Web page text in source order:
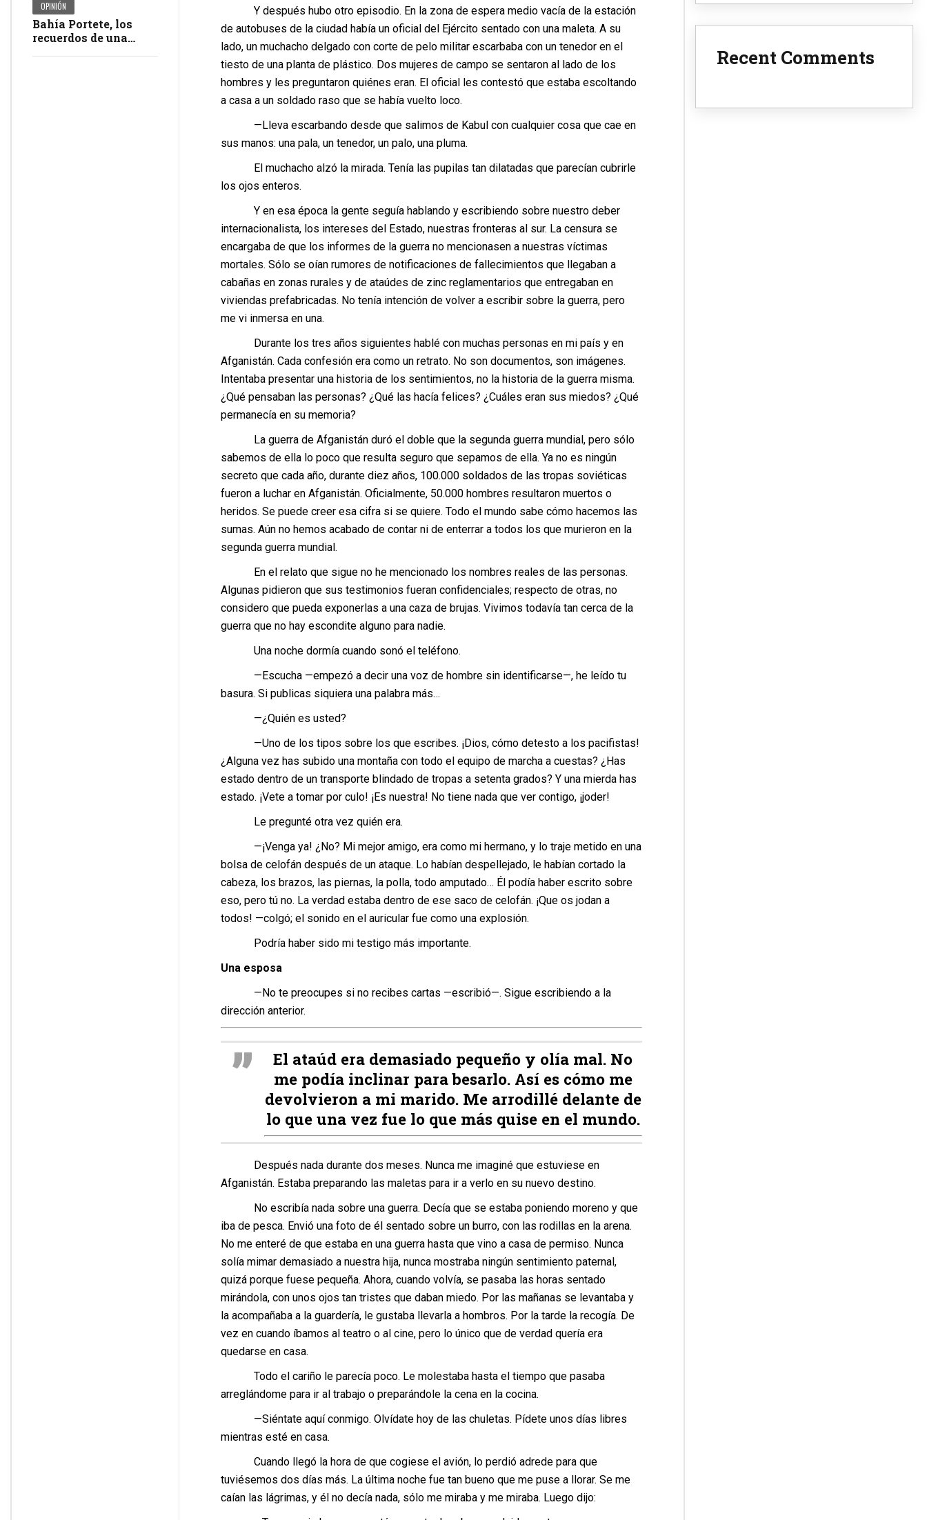
OPINIÓN
Bahía Portete, los
recuerdos de una
Y después hubo otro episodio. En la zona de espera medio vacía de la estación
de autobuses de la ciudad había un oficial del Ejército sentado con una maleta. A su
lado, un muchacho delgado con corte de pelo militar escarbaba con un tenedor en el
tiesto de una planta de plástico. Dos mujeres de campo se sentaron al lado de los
hombres y les preguntaron quiénes eran. El oficial les contestó que estaba escoltando
a casa a un soldado raso que se había vuelto loco.
—Lleva escarbando desde que salimos de Kabul con cualquier cosa que cae en
sus manos: una pala, un tenedor, un palo, una pluma.
El muchacho alzó la mirada. Tenía las pupilas tan dilatadas que parecían cubrirle
los ojos enteros.
Y en esa época la gente seguía hablando y escribiendo sobre nuestro deber
internacionalista, los intereses del Estado, nuestras fronteras al sur. La censura se
encargaba de que los informes de la guerra no mencionasen a nuestras víctimas
mortales. Sólo se oían rumores de notificaciones de fallecimientos que llegaban a
cabañas en zonas rurales y de ataúdes de zinc reglamentarios que entregaban en
viviendas prefabricadas. No tenía intención de volver a escribir sobre la guerra, pero
me vi inmersa en una.
Durante los tres años siguientes hablé con muchas personas en mi país y en
Afganistán. Cada confesión era como un retrato. No son documentos, son imágenes.
Intentaba presentar una historia de los sentimientos, no la historia de la guerra misma.
¿Qué pensaban las personas? ¿Qué las hacía felices? ¿Cuáles eran sus miedos? ¿Qué
permanecía en su memoria?
La guerra de Afganistán duró el doble que la segunda guerra mundial, pero sólo
sabemos de ella lo poco que resulta seguro que sepamos de ella. Ya no es ningún
secreto que cada año, durante diez años, 100.000 soldados de las tropas soviéticas
fueron a luchar en Afganistán. Oficialmente, 50.000 hombres resultaron muertos o
heridos. Se puede creer esa cifra si se quiere. Todo el mundo sabe cómo hacemos las
sumas. Aún no hemos acabado de contar ni de enterrar a todos los que murieron en la
segunda guerra mundial.
En el relato que sigue no he mencionado los nombres reales de las personas.
Algunas pidieron que sus testimonios fueran confidenciales; respecto de otras, no
considero que pueda exponerlas a una caza de brujas. Vivimos todavía tan cerca de la
guerra que no hay escondite alguno para nadie.
Una noche dormía cuando sonó el teléfono.
—Escucha —empezó a decir una voz de hombre sin identificarse—, he leído tu
basura. Si publicas siquiera una palabra más…
—¿Quién es usted?
—Uno de los tipos sobre los que escribes. ¡Dios, cómo detesto a los pacifistas!
¿Alguna vez has subido una montaña con todo el equipo de marcha a cuestas? ¿Has
estado dentro de un transporte blindado de tropas a setenta grados? Y una mierda has
estado. ¡Vete a tomar por culo! ¡Es nuestra! No tiene nada que ver contigo, ¡joder!
Le pregunté otra vez quién era.
—¡Venga ya! ¿No? Mi mejor amigo, era como mi hermano, y lo traje metido en una
bolsa de celofán después de un ataque. Lo habían despellejado, le habían cortado la
cabeza, los brazos, las piernas, la polla, todo amputado… Él podía haber escrito sobre
eso, pero tú no. La verdad estaba dentro de ese saco de celofán. ¡Que os jodan a
todos! —colgó; el sonido en el auricular fue como una explosión.
Podría haber sido mi testigo más importante.
Una esposa
—No te preocupes si no recibes cartas —escribió—. Sigue escribiendo a la
dirección anterior.
El ataúd era demasiado pequeño y olía mal. No
me podía inclinar para besarlo. Así es cómo me
devolvieron a mi marido. Me arrodillé delante de
lo que una vez fue lo que más quise en el mundo.
Después nada durante dos meses. Nunca me imaginé que estuviese en
Afganistán. Estaba preparando las maletas para ir a verlo en su nuevo destino.
No escribía nada sobre una guerra. Decía que se estaba poniendo moreno y que
iba de pesca. Envió una foto de él sentado sobre un burro, con las rodillas en la arena.
No me enteré de que estaba en una guerra hasta que vino a casa de permiso. Nunca
solía mimar demasiado a nuestra hija, nunca mostraba ningún sentimiento paternal,
quizá porque fuese pequeña. Ahora, cuando volvía, se pasaba las horas sentado
mirándola, con unos ojos tan tristes que daban miedo. Por las mañanas se levantaba y
la acompañaba a la guardería, le gustaba llevarla a hombros. Por la tarde la recogía. De
vez en cuando íbamos al teatro o al cine, pero lo único que de verdad quería era
quedarse en casa.
Todo el cariño le parecía poco. Le molestaba hasta el tiempo que pasaba
arreglándome para ir al trabajo o preparándole la cena en la cocina.
—Siéntate aquí conmigo. Olvídate hoy de las chuletas. Pídete unos días libres
mientras esté en casa.
Cuando llegó la hora de que cogiese el avión, lo perdió adrede para que
tuviésemos dos días más. La última noche fue tan bueno que me puse a llorar. Se me
caían las lágrimas, y él no decía nada, sólo me miraba y me miraba. Luego dijo:
Recent Comments